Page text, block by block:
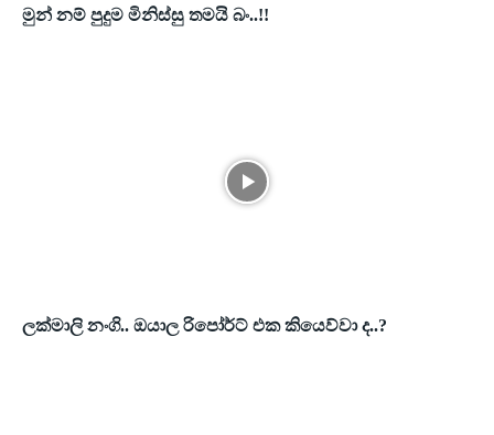
මුන් නම් පුදුම මිනිස්සු තමයි බං..!!
ලක්මාලි නංගි.. ඔයාල රිපෝර්ට් එක කියෙව්වා ද..?